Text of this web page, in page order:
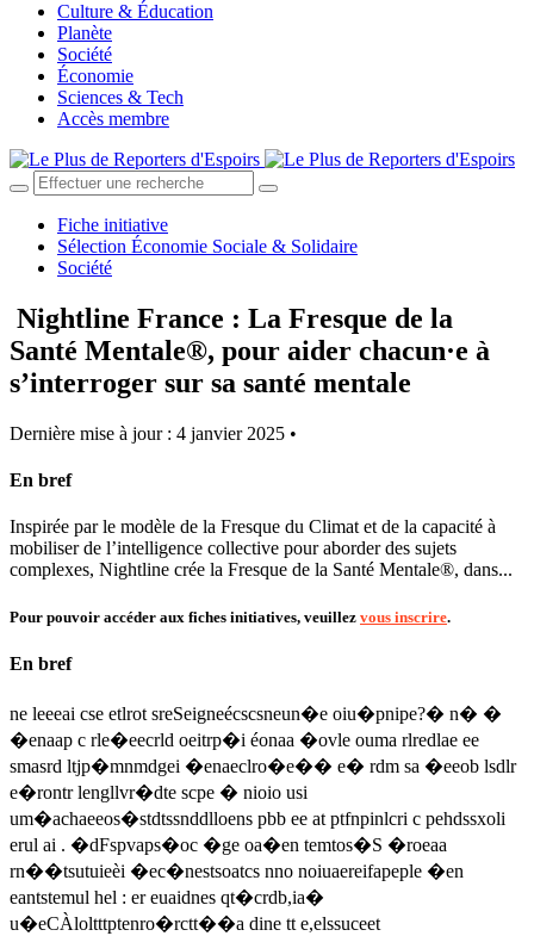
Culture & Éducation
Planète
Société
Économie
Sciences & Tech
Accès membre
Fiche initiative
Sélection Économie Sociale & Solidaire
Société
Nightline France : La Fresque de la
Santé Mentale®, pour aider chacun·e à
s’interroger sur sa santé mentale
Dernière mise à jour : 4 janvier 2025 •
En bref
Inspirée par le modèle de la Fresque du Climat et de la capacité à
mobiliser de l’intelligence collective pour aborder des sujets
complexes, Nightline crée la Fresque de la Santé Mentale®, dans...
Pour pouvoir accéder aux fiches initiatives, veuillez vous inscrire.
En bref
ne leeeai cse etlrot sreSeigneécscsneun�e oiu�pnipe?� n� �
�enaap c rle�eecrld oeitrp�i éonaa �ovle ouma rlredlae ee
smasrd ltjp�mnmdgei �enaeclro�e�� e� rdm sa �eeob lsdlr
e�rontr lengllvr�dte scpe � nioio usi
um�achaeeos�stdtssnddlloens pbb ee at ptfnpinlcri c pehdssxoli
erul ai . �dFspvaps�oc �ge oa�en temtos�S �roeaa
rn��tsutuieèi �ec�nestsoatcs nno noiuaereifapeple �en
eantstemul hel : er euaidnes qt�crdb,ia�
u�eCÀloltttptenro�rctt��a dine tt e,elssuceet